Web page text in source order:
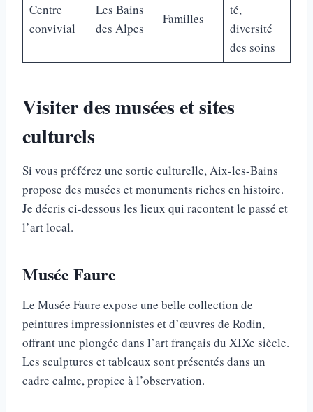
Centre
convivial
Les Bains
des Alpes
Familles
té,
diversité
des soins
Visiter des musées et sites
culturels
Si vous préférez une sortie culturelle, Aix-les-Bains
propose des musées et monuments riches en histoire.
Je décris ci-dessous les lieux qui racontent le passé et
l’art local.
Musée Faure
Le Musée Faure expose une belle collection de
peintures impressionnistes et d’œuvres de Rodin,
offrant une plongée dans l’art français du XIXe siècle.
Les sculptures et tableaux sont présentés dans un
cadre calme, propice à l’observation.